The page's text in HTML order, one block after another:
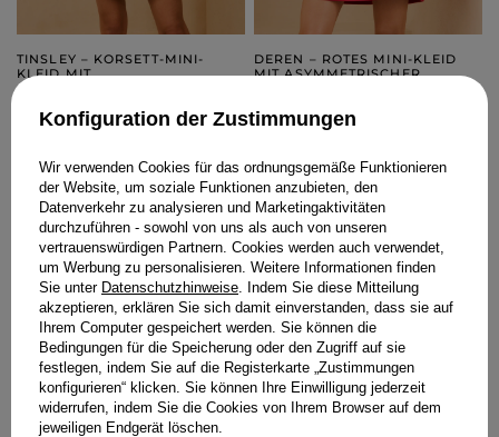
TINSLEY – KORSETT-MINI-
KLEID MIT
HANDARRANGIERTEN BLUMEN
299,00 €
DEREN – ROTES MINI-KLEID
MIT ASYMMETRISCHER
249,00 €
Konfiguration der Zustimmungen
Wir verwenden Cookies für das ordnungsgemäße Funktionieren
der Website, um soziale Funktionen anzubieten, den
Datenverkehr zu analysieren und Marketingaktivitäten
durchzuführen - sowohl von uns als auch von unseren
vertrauenswürdigen Partnern. Cookies werden auch verwendet,
um Werbung zu personalisieren. Weitere Informationen finden
Sie unter Datenschutzhinweise. Indem Sie diese Mitteilung
akzeptieren, erklären Sie sich damit einverstanden, dass sie auf
Ihrem Computer gespeichert werden. Sie können die
Bedingungen für die Speicherung oder den Zugriff auf sie
festlegen, indem Sie auf die Registerkarte „Zustimmungen
konfigurieren“ klicken. Sie können Ihre Einwilligung jederzeit
widerrufen, indem Sie die Cookies von Ihrem Browser auf dem
jeweiligen Endgerät löschen.